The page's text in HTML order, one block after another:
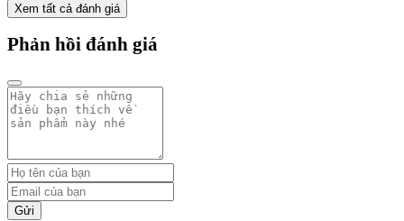
Xem tất cả đánh giá
Phản hồi đánh giá
Gửi